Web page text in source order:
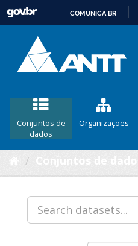
COMUNICA BR
Conjuntos de
dados
Organizações